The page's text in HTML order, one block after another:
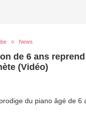
News
de 6 ans
(Vidéo)
du piano âgé de 6